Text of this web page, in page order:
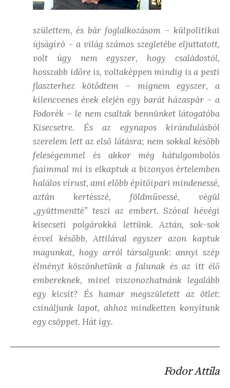
születtem, és bár foglalkozásom – külpolitikai
újságíró – a világ számos szegletébe eljuttatott,
volt úgy nem egyszer, hogy családostól,
hosszabb időre is, voltaképpen mindig is a pesti
flaszterhez kötődtem – mígnem egyszer, a
kilencvenes évek elején egy barát házaspár – a
Fodorék – le nem csaltak bennünket látogatóba
Kisecsetre. És az egynapos kirándulásból
szerelem lett az első látásra; nem sokkal később
feleségemmel és akkor még hátulgombolós
fiaimmal mi is elkaptuk a bizonyos értelemben
halálos vírust, ami előbb építőipari mindenessé,
aztán kertésszé, földművessé, végül
„gyüttmentté” teszi az embert. Szóval hévégi
kisecseti polgárokká lettünk. Aztán, sok-sok
évvel később, Attilával egyszer azon kaptuk
magunkat, hogy arról társalgunk: annyi szép
élményt köszönhetünk a falunak és az itt élő
embereknek, mivel viszonozhatnánk legalább
egy kicsit? És hamar megszületett az ötlet:
csináljunk lapot, ahhoz mindketten konyítunk
egy csöppet. Hát így.
Fodor Attila